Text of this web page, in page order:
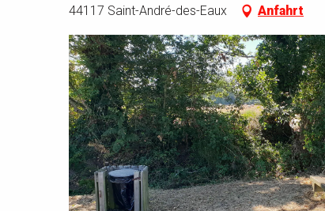
44117 Saint-André-des-Eaux Anfahrt